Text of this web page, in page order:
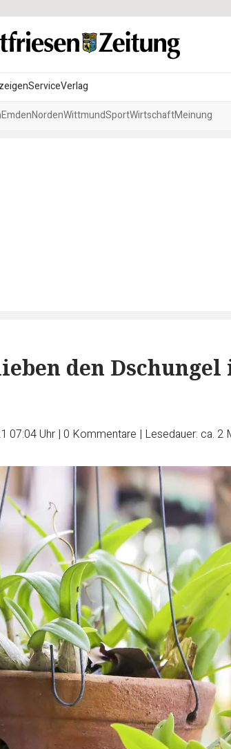
ServiceVerlag
EmdenNordenWittmundSportWirtschaftMeinung
den Dschungel
07:04 Uhr | 0 Kommentare | Lesedauer: ca. 2